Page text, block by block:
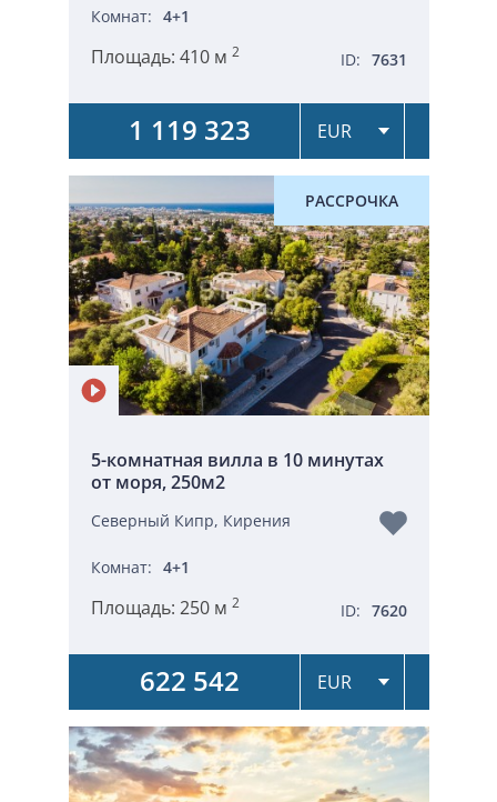
Комнат: 4+1
Площадь: 410 м 2 ID: 7631
1 119 323
РАССРОЧКА
5-комнатная вилла в 10 минутах
от моря, 250м2
Северный Кипр, Кирения
Комнат: 4+1
Площадь: 250 м 2 ID: 7620
622 542